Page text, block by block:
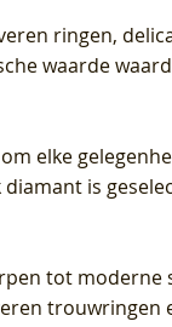
ringen,
waarde
elke
is
tot